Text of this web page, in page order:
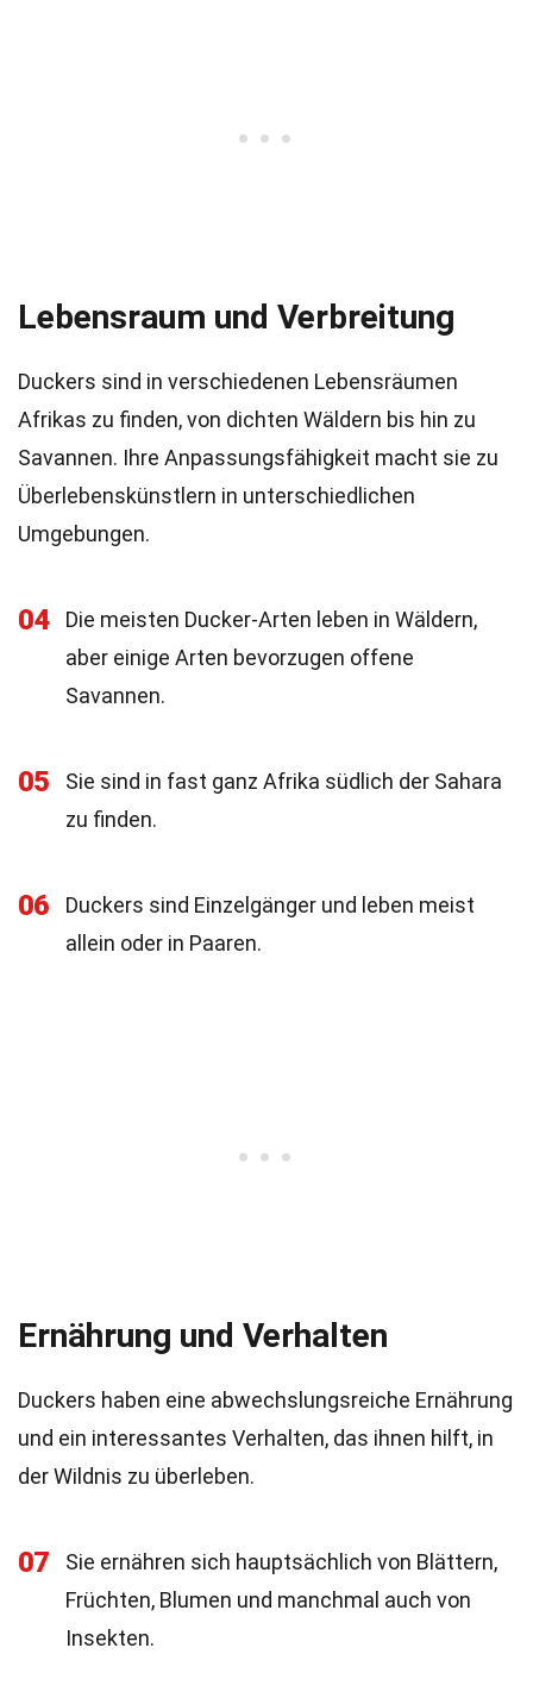
Lebensraum und Verbreitung
Duckers sind in verschiedenen Lebensräumen
Afrikas zu finden, von dichten Wäldern bis hin zu
Savannen. Ihre Anpassungsfähigkeit macht sie zu
Überlebenskünstlern in unterschiedlichen
Umgebungen.
04
Die meisten Ducker-Arten leben in Wäldern,
aber einige Arten bevorzugen offene
Savannen.
05
Sie sind in fast ganz Afrika südlich der Sahara
zu finden.
06
Duckers sind Einzelgänger und leben meist
allein oder in Paaren.
Ernährung und Verhalten
Duckers haben eine abwechslungsreiche Ernährung
und ein interessantes Verhalten, das ihnen hilft, in
der Wildnis zu überleben.
07
Sie ernähren sich hauptsächlich von Blättern,
Früchten, Blumen und manchmal auch von
Insekten.